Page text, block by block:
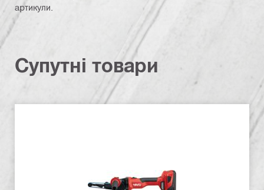
артикули.
Супутні товари